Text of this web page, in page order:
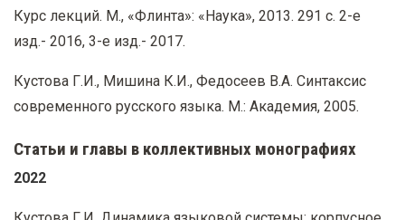
Курс лекций. М., «Флинта»: «Наука», 2013. 291 с. 2-е
изд.- 2016, 3-е изд.- 2017.
Кустова Г.И., Мишина К.И., Федосеев В.А. Синтаксис
современного русского языка. М.: Академия, 2005.
Статьи и главы в коллективных монографиях
2022